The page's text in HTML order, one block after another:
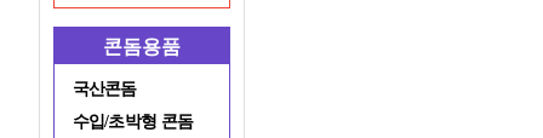
콘돔용품
국산콘돔
수입/초박형 콘돔